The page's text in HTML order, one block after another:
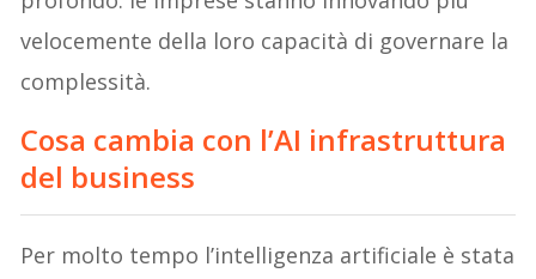
velocemente della loro capacità di governare la
complessità.
Cosa cambia con l’AI infrastruttura
del business
Per molto tempo l’intelligenza artificiale è stata